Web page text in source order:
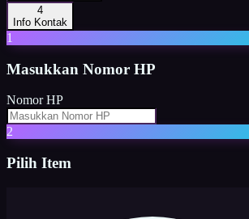
4
Info Kontak
1
Masukkan Nomor HP
Nomor HP
2
Pilih Item